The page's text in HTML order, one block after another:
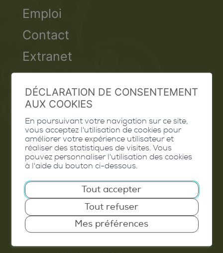
Emploi
Contact
Extranet
Valais Excellence
Commune de Conthey
Route de Savoie 54
1975 St-Séverin
T. 027 345 45 45
info@conthey.ch
DÉCLARATION DE CONSENTEMENT
AUX COOKIES
En poursuivant votre navigation sur ce site,
vous acceptez l'utilisation de cookies pour
améliorer votre expérience utilisateur et
réaliser des statistiques de visites. Vous
pouvez personnaliser l'utilisation des cookies
à l'aide du bouton ci-dessous.
Tout accepter
Tout refuser
Mes préférences